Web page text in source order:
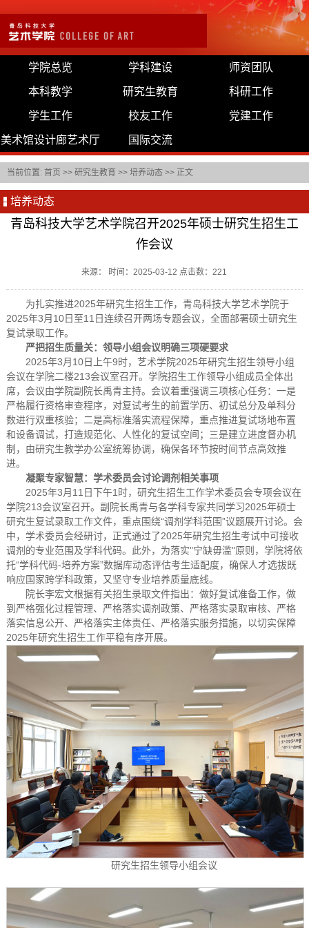
学院总览 学科建设 师资团队
本科教学 研究生教育 科研工作
学生工作 校友工作 党建工作
美术馆设计廊艺术厅 国际交流
当前位置: 首页 >> 研究生教育 >> 培养动态 >> 正文
培养动态
青岛科技大学艺术学院召开2025年硕士研究生招生工
作会议
来源： 时间：2025-03-12 点击数：221
为扎实推进2025年研究生招生工作，青岛科技大学艺术学院于
2025年3月10日至11日连续召开两场专题会议，全面部署硕士研究生
复试录取工作。
严把招生质量关：领导小组会议明确三项硬要求
2025年3月10日上午9时，艺术学院2025年研究生招生领导小组
会议在学院二楼213会议室召开。学院招生工作领导小组成员全体出
席，会议由学院副院长禹青主持。会议着重强调三项核心任务：一是
严格履行资格审查程序，对复试考生的前置学历、初试总分及单科分
数进行双重核验；二是高标准落实流程保障，重点推进复试场地布置
和设备调试，打造规范化、人性化的复试空间；三是建立进度督办机
制，由研究生教学办公室统筹协调，确保各环节按时间节点高效推
进。
凝聚专家智慧：学术委员会讨论调剂相关事项
2025年3月11日下午1时，研究生招生工作学术委员会专项会议在
学院213会议室召开。副院长禹青与各学科专家共同学习2025年硕士
研究生复试录取工作文件，重点围绕“调剂学科范围”议题展开讨论。会
中，学术委员会经研讨，正式通过了2025年研究生招生考试中可接收
调剂的专业范围及学科代码。此外，为落实"宁缺毋滥"原则，学院将依
托“学科代码-培养方案”数据库动态评估考生适配度，确保人才选拔既
响应国家跨学科政策，又坚守专业培养质量底线。
院长李宏文根据有关招生录取文件指出：做好复试准备工作，做
到严格强化过程管理、严格落实调剂政策、严格落实录取审核、严格
落实信息公开、严格落实主体责任、严格落实服务措施，以切实保障
2025年研究生招生工作平稳有序开展。
研究生招生领导小组会议